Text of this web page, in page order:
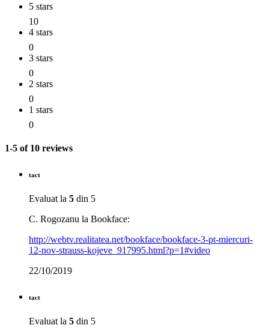
5 stars
10
4 stars
0
3 stars
0
2 stars
0
1 stars
0
1-5 of 10 reviews
tact
Evaluat la 5 din 5
C. Rogozanu la Bookface:
http://webtv.realitatea.net/bookface/bookface-3-pt-miercuri-
12-nov-strauss-kojeve_917995.html?p=1#video
22/10/2019
tact
Evaluat la 5 din 5